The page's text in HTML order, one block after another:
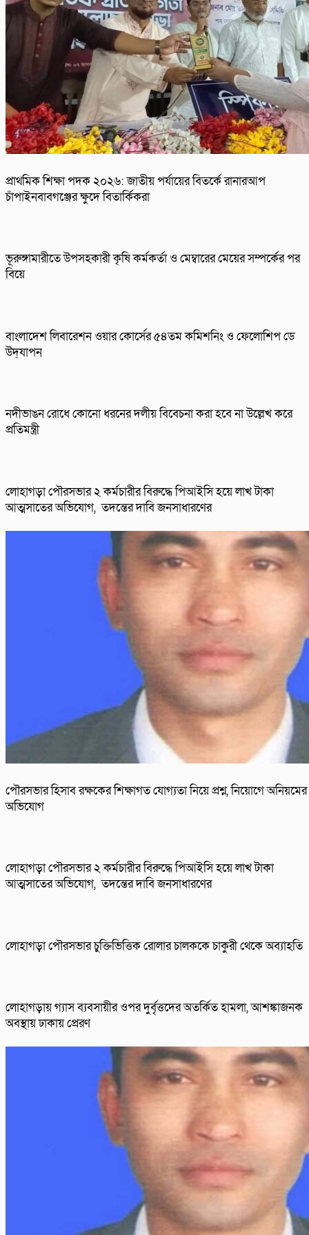
প্রাথমিক শিক্ষা পদক ২০২৬: জাতীয় পর্যায়ের বিতর্কে রানারআপ
চাঁপাইনবাবগঞ্জের ক্ষুদে বিতার্কিকরা
ভূরুঙ্গামারীতে উপসহকারী কৃষি কর্মকর্তা ও মেম্বারের মেয়ের সম্পর্কের পর
বিয়ে
বাংলাদেশ লিবারেশন ওয়ার কোর্সের ৫৪তম কমিশনিং ও ফেলোশিপ ডে
উদ্‌যাপন
নদীভাঙন রোধে কোনো ধরনের দলীয় বিবেচনা করা হবে না উল্লেখ করে
প্রতিমন্ত্রী
লোহাগড়া পৌরসভার ২ কর্মচারীর বিরুদ্ধে পিআইসি হয়ে লাখ টাকা
আত্মসাতের অভিযোগ, তদন্তের দাবি জনসাধারণের
পৌরসভার হিসাব রক্ষকের শিক্ষাগত যোগ্যতা নিয়ে প্রশ্ন, নিয়োগে অনিয়মের
অভিযোগ
লোহাগড়া পৌরসভার ২ কর্মচারীর বিরুদ্ধে পিআইসি হয়ে লাখ টাকা
আত্মসাতের অভিযোগ, তদন্তের দাবি জনসাধারণের
লোহাগড়া পৌরসভার চুক্তিভিত্তিক রোলার চালককে চাকুরী থেকে অব্যাহতি
লোহাগড়ায় গ্যাস ব্যবসায়ীর ওপর দুর্বৃত্তদের অতর্কিত হামলা, আশঙ্কাজনক
অবস্থায় ঢাকায় প্রেরণ